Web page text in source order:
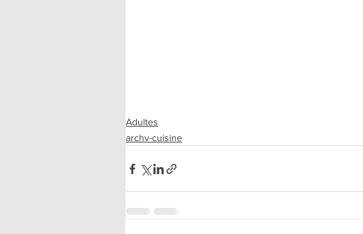
Adultes
archv-cuisine